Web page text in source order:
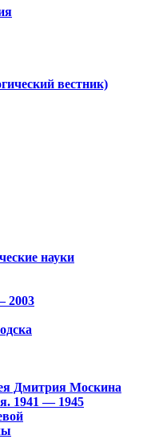
вестник)
науки
2003
Дмитрия Москина
1941 — 1945